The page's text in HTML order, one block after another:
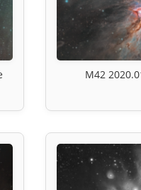
M42